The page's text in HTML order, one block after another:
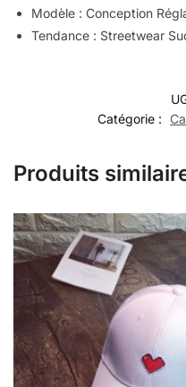
Modèle : Conception
Tendance : Streetwear
Catégorie :
Produits